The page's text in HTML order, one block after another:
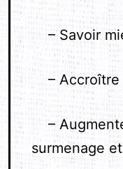
– Savoir
– Accroître
–
surmenage